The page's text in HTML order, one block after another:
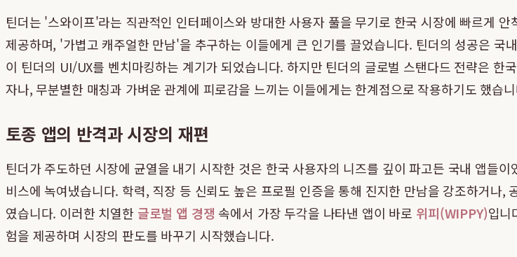
틴더는 '스와이프'라는 직관적인 인터페이스와 방대한 사용자 풀을 무기로 한국 시장에 빠르게
제공하며, '가볍고 캐주얼한 만남'을 추구하는 이들에게 큰 인기를 끌었습니다. 틴더의 성공은
이 틴더의 UI/UX를 벤치마킹하는 계기가 되었습니다. 하지만 틴더의 글로벌 스탠다드 전략은
자나, 무분별한 매칭과 가벼운 관계에 피로감을 느끼는 이들에게는 한계점으로 작용하기도 했습
토종 앱의 반격과 시장의 재편
틴더가 주도하던 시장에 균열을 내기 시작한 것은 한국 사용자의 니즈를 깊이 파고든 국내 앱들
비스에 녹여냈습니다. 학력, 직장 등 신뢰도 높은 프로필 인증을 통해 진지한 만남을 강조하거나
였습니다. 이러한 치열한 글로벌 앱 경쟁 속에서 가장 두각을 나타낸 앱이 바로 위피(WIPPY)입니
험을 제공하며 시장의 판도를 바꾸기 시작했습니다.